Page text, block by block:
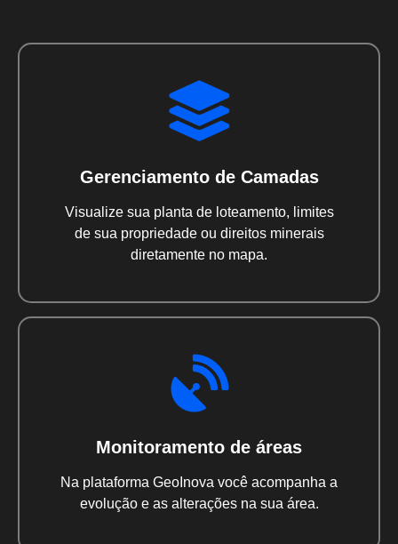
Monitoramento de áreas
Na plataforma GeoInova você acompanha a
evolução e as alterações na sua área.
Gerenciamento de Camadas
Visualize sua planta de loteamento, limites
de sua propriedade ou direitos minerais
diretamente no mapa.